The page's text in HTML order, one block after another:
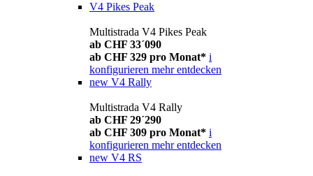
V4 Pikes Peak
Multistrada V4 Pikes Peak
ab CHF 33´090
ab CHF 329 pro Monat* i
konfigurieren mehr entdecken
new V4 Rally
Multistrada V4 Rally
ab CHF 29´290
ab CHF 309 pro Monat* i
konfigurieren mehr entdecken
new V4 RS